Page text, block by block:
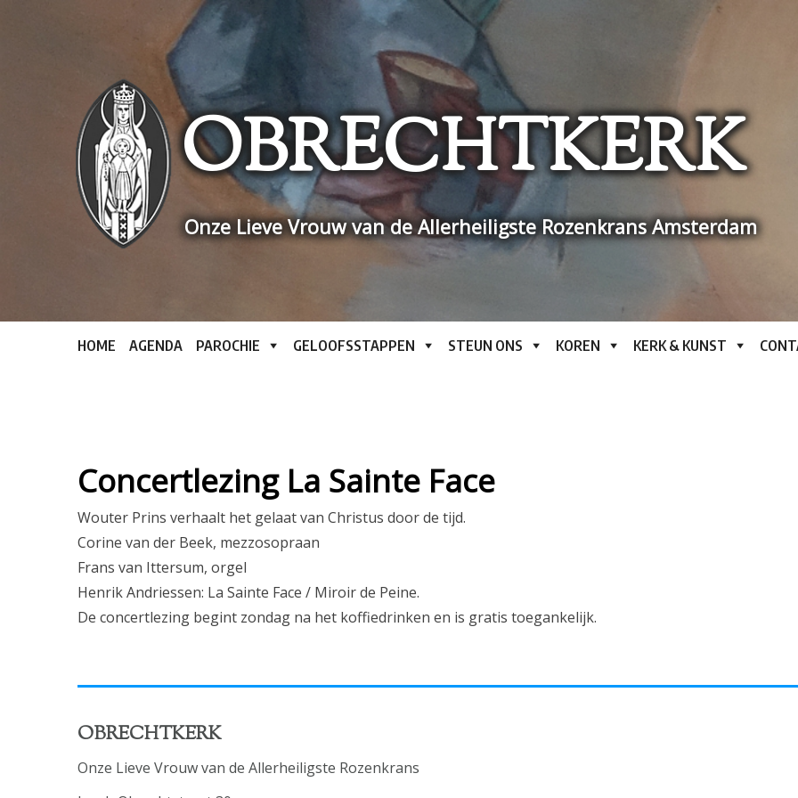
OBRECHTKERK
Onze Lieve Vrouw van de Allerheiligste Rozenkrans Amsterdam
HOME AGENDA PAROCHIE GELOOFSSTAPPEN STEUN ONS KOREN KERK & KUNST
Concertlezing La Sainte Face
Wouter Prins verhaalt het gelaat van Christus door de tijd.
Corine van der Beek, mezzosopraan
Frans van Ittersum, orgel
Henrik Andriessen: La Sainte Face / Miroir de Peine.
De concertlezing begint zondag na het koffiedrinken en is gratis toegankelijk.
OBRECHTKERK
Onze Lieve Vrouw van de Allerheiligste Rozenkrans